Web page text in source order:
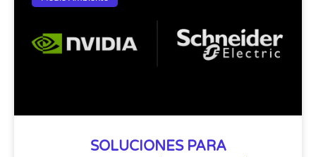
SOLUCIONES PARA